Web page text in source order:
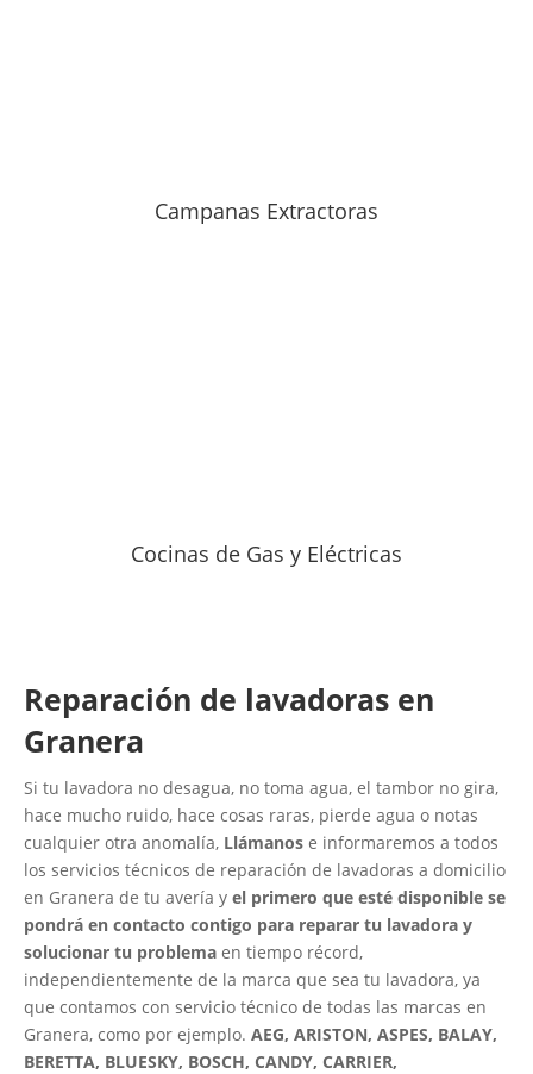
Campanas Extractoras
Cocinas de Gas y Eléctricas
Reparación de lavadoras en
Granera
Si tu lavadora no desagua, no toma agua, el tambor no gira,
hace mucho ruido, hace cosas raras, pierde agua o notas
cualquier otra anomalía, Llámanos e informaremos a todos
los servicios técnicos de reparación de lavadoras a domicilio
en Granera de tu avería y el primero que esté disponible se
pondrá en contacto contigo para reparar tu lavadora y
solucionar tu problema en tiempo récord,
independientemente de la marca que sea tu lavadora, ya
que contamos con servicio técnico de todas las marcas en
Granera, como por ejemplo. AEG, ARISTON, ASPES, BALAY,
BERETTA, BLUESKY, BOSCH, CANDY, CARRIER,